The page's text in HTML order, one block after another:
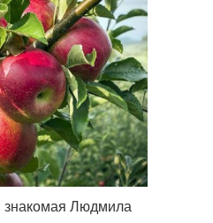
знакомая Людмила